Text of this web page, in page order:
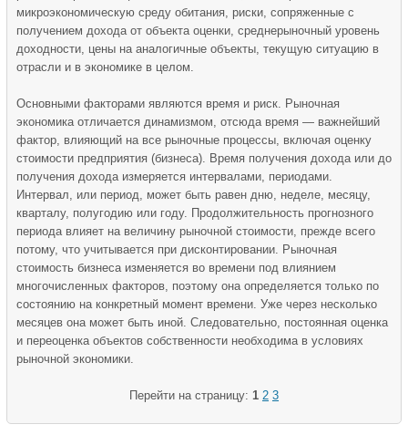
микроэкономическую среду обитания, риски, сопряженные с
получением дохода от объекта оценки, среднерыночный уровень
доходности, цены на аналогичные объекты, текущую ситуацию в
отрасли и в экономике в целом.
Основными факторами являются время и риск. Рыночная
экономика отличается динамизмом, отсюда время — важнейший
фактор, влияющий на все рыночные процессы, включая оценку
стоимости предприятия (бизнеса). Время получения дохода или до
получения дохода измеряется интервалами, периодами.
Интервал, или период, может быть равен дню, неделе, месяцу,
кварталу, полугодию или году. Продолжительность прогнозного
периода влияет на величину рыночной стоимости, прежде всего
потому, что учитывается при дисконтировании. Рыночная
стоимость бизнеса изменяется во времени под влиянием
многочисленных факторов, поэтому она определяется только по
состоянию на конкретный момент времени. Уже через несколько
месяцев она может быть иной. Следовательно, постоянная оценка
и переоценка объектов собственности необходима в условиях
рыночной экономики.
Перейти на страницу: 1 2 3